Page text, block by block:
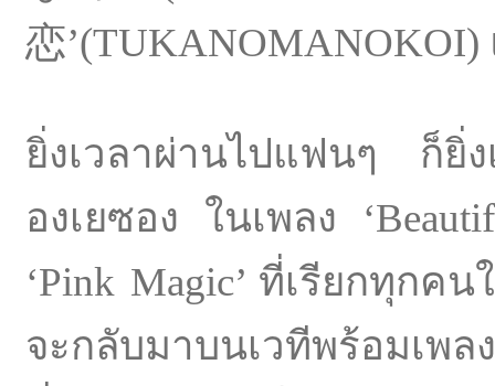
恋’(TUKANOMANOKOI)
ยิ่งเวลาผ่านไปแฟนๆ ก็ยิ่ง
องเยซอง ในเพลง
‘Pink Magic’ ที่เรียกทุก
จะกลับมาบนเวทีพร้อมเพล